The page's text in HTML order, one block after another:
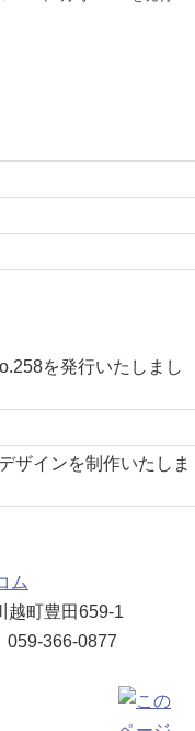
を発行いたしまし
ザインを制作いたしま
町豊田659-1
059-366-0877